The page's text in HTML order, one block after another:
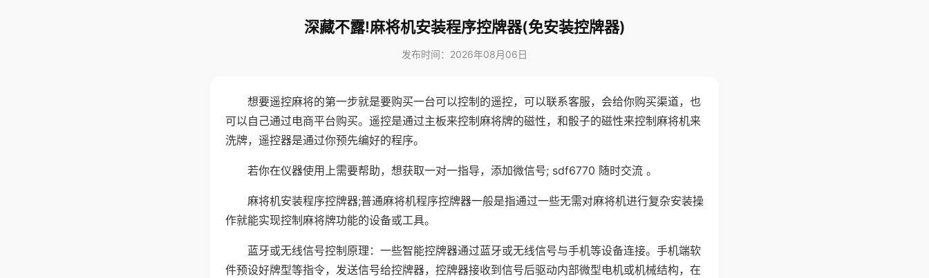
深藏不露!麻将机安装程序控牌器(免安装控牌器)
发布时间：2026年08月06日
想要遥控麻将的第一步就是要购买一台可以控制的遥控，可以联系客服，会给你购买渠道，也
可以自己通过电商平台购买。遥控是通过主板来控制麻将牌的磁性，和骰子的磁性来控制麻将机来
洗牌，遥控器是通过你预先编好的程序。
若你在仪器使用上需要帮助，想获取一对一指导，添加微信号; sdf6770 随时交流 。
麻将机安装程序控牌器;普通麻将机程序控牌器一般是指通过一些无需对麻将机进行复杂安装操
作就能实现控制麻将牌功能的设备或工具。
蓝牙或无线信号控制原理：一些智能控牌器通过蓝牙或无线信号与手机等设备连接。手机端软
件预设好牌型等指令，发送信号给控牌器，控牌器接收到信号后驱动内部微型电机或机械结构，在